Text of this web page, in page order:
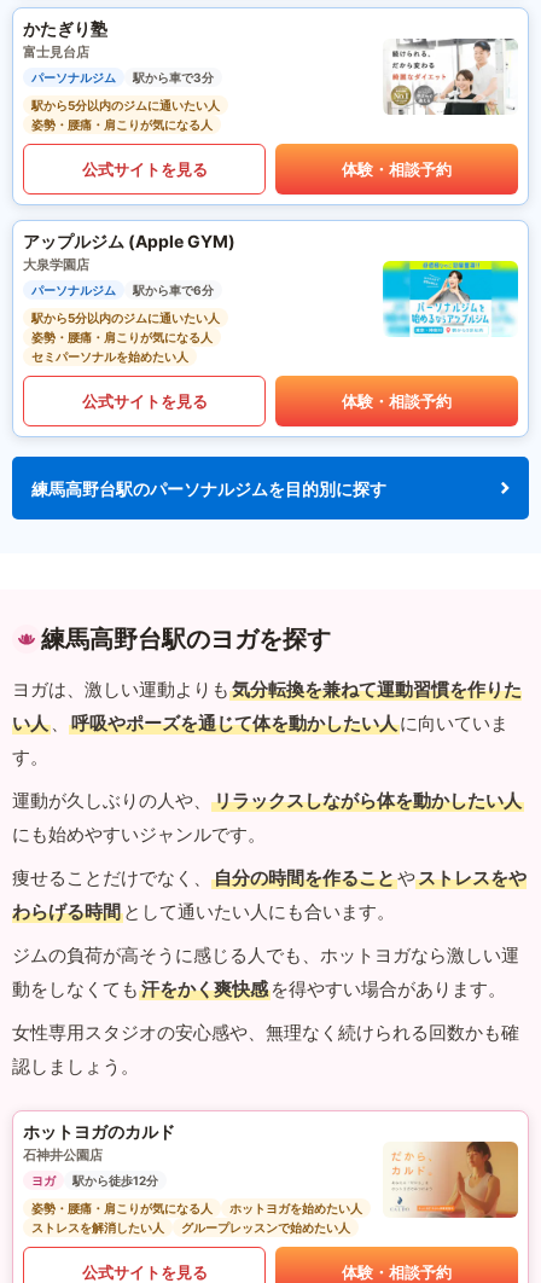
かたぎり塾
富士見台店
パーソナルジム
駅から車で3分
駅から5分以内のジムに通いたい人
姿勢・腰痛・肩こりが気になる人
公式サイトを見る 体験・相談予約
アップルジム (Apple GYM)
大泉学園店
パーソナルジム
駅から車で6分
駅から5分以内のジムに通いたい人
姿勢・腰痛・肩こりが気になる人
セミパーソナルを始めたい人
公式サイトを見る 体験・相談予約
練馬高野台駅のパーソナルジムを目的別に探す
練馬高野台駅のヨガを探す
ヨガは、激しい運動よりも 気分転換を兼ねて運動習慣を作りた
い人 、 呼吸やポーズを通じて体を動かしたい人に向いていま
す。
運動が久しぶりの人や、
リラックスしながら体を動かしたい人
にも始めやすいジャンルです。
痩せることだけでなく、
自分の時間を作ることやストレスをや
わらげる時間 として通いたい人にも合います。
ジムの負荷が高そうに感じる人でも、ホットヨガなら激しい運
動をしなくても 汗をかく爽快感 を得やすい場合があります。
女性専用スタジオの安心感や、無理なく続けられる回数かも確
認しましょう。
ホットヨガのカルド
石神井公園店
ヨガ
駅から徒歩12分
姿勢・腰痛・肩こりが気になる人
ホットヨガを始めたい人
ストレスを解消したい人
グループレッスンで始めたい人
公式サイトを見る 体験・相談予約